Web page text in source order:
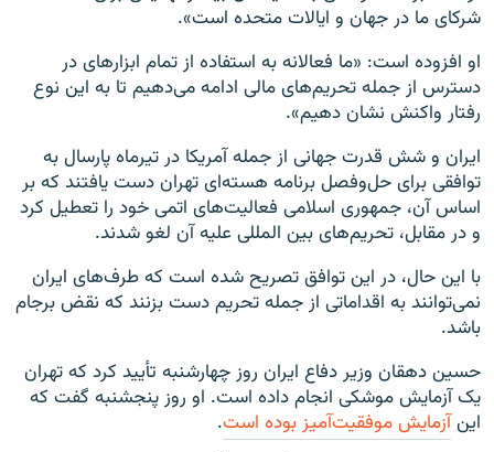
شرکای ما در جهان و ایالات متحده است».
او افزوده است: «ما فعالانه به استفاده از تمام ابزارهای در
دسترس از جمله تحریم‌های مالی ادامه می‌دهیم تا به این نوع
رفتار واکنش نشان دهیم».
ایران و شش قدرت جهانی از جمله آمریکا در تیرماه پارسال به
توافقی برای حل‌وفصل برنامه هسته‌ای تهران دست یافتند که بر
اساس آن، جمهوری اسلامی فعالیت‌های اتمی خود را تعطیل کرد
و در مقابل، تحریم‌های بین المللی علیه آن لغو شدند.
با این حال، در این توافق تصریح شده است که طرف‌های ایران
نمی‌توانند به اقداماتی از جمله تحریم دست بزنند که نقض برجام
باشد.
حسین دهقان وزیر دفاع ایران روز چهارشنبه تأیید کرد که تهران
یک آزمایش موشکی انجام داده است. او روز پنجشنبه گفت که
اینآزمایش موفقیت‌آمیز بوده است.